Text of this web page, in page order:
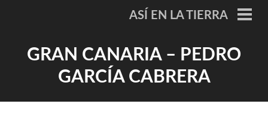
ASÍ EN LA TIERRA
GRAN CANARIA – PEDRO
GARCÍA CABRERA